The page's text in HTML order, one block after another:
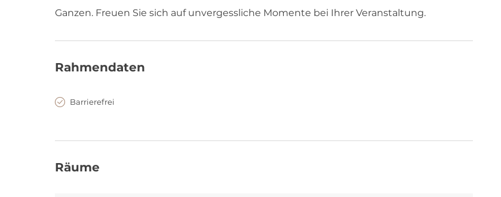
Ganzen. Freuen Sie sich auf unvergessliche Momente bei Ihrer Veranstaltung.
Rahmendaten
Barrierefrei
Räume